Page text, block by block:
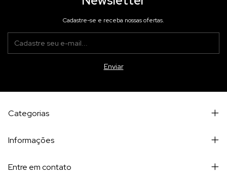
Cadastre-se e receba nossas ofertas.
Categorias
Informações
Entre em contato